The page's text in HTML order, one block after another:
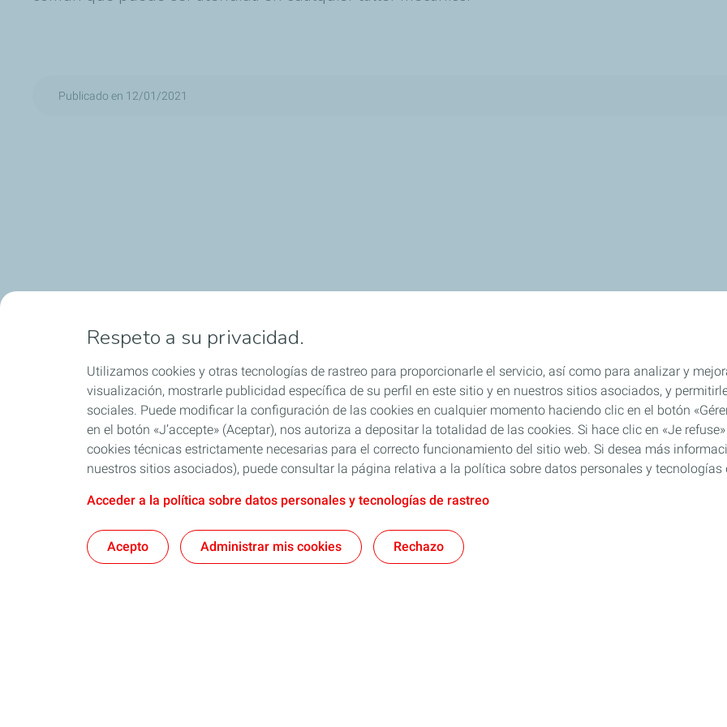
Publicado en 12/01/2021
Respeto a su privacidad.
Utilizamos cookies y otras tecnologías de rastreo para proporcionarle el servicio, así como para analizar y
visualización, mostrarle publicidad específica de su perfil en este sitio y en nuestros sitios asociados, y
sociales. Puede modificar la configuración de las cookies en cualquier momento haciendo clic en el botón
en el botón «J’accepte» (Aceptar), nos autoriza a depositar la totalidad de las cookies. Si hace clic en «Je
cookies técnicas estrictamente necesarias para el correcto funcionamiento del sitio web. Si desea más
nuestros sitios asociados), puede consultar la página relativa a la política sobre datos personales y tecnologías
Acceder a la política sobre datos personales y tecnologías de rastreo
Acepto Administrar mis cookies Rechazo